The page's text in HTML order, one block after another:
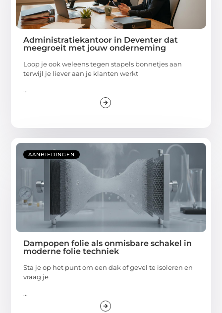
Administratiekantoor in Deventer dat
meegroeit met jouw onderneming
Loop je ook weleens tegen stapels bonnetjes aan
terwijl je liever aan je klanten werkt
...
AANBIEDINGEN
Dampopen folie als onmisbare schakel in
moderne folie techniek
Sta je op het punt om een dak of gevel te isoleren en
vraag je
...